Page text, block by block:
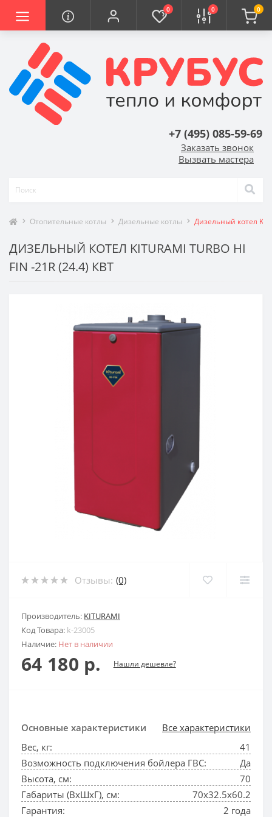
0 0 0
+7 (495) 085-59-69
Заказать звонок
Вызвать мастера
Отопительные котлы Дизельные котлы Дизельный котел
ДИЗЕЛЬНЫЙ КОТЕЛ KITURAMI TURBO HI
FIN -21R (24.4) КВТ
Отзывы: (0)
Производитель: KITURAMI
Код Товара: k-23005
Наличие: Нет в наличии
64 180 р. Нашли дешевле?
Основные характеристики
Все характеристики
Вес, кг:
41
Возможность подключения бойлера ГВС:
Да
Высота, см:
70
Габариты (ВхШхГ), см:
70x32.5x60.2
Гарантия:
2 года